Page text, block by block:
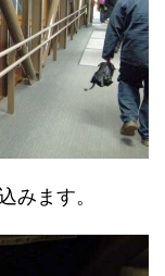
みます。